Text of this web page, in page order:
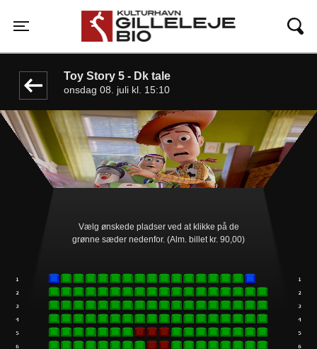
Toggle navigation
Gilleleje Bio
Toy Story 5 - Dk tale
onsdag 08. juli kl. 15:10
Vælg ønskede pladser ved at klikke på de
grønne sæder nedenfor. (Alm. billet kr. 90,00)
front03-cc 093326